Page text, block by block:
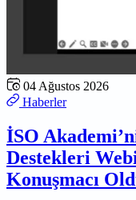
04 Ağustos 2026
Haberler
İSO
Destekleri
Konuşmacı